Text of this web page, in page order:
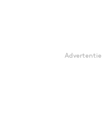
Advertentie